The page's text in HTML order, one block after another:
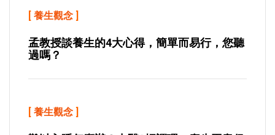
[ 養生觀念 ]
孟教授談養生的4大心得，簡單而易行，您聽
過嗎？
[ 養生觀念 ]